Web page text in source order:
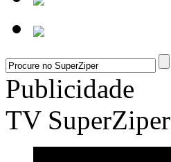
Publicidade
TV SuperZiper